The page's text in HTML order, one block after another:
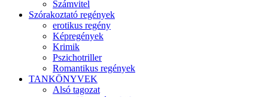
Számvitel
Szórakoztató regények
erotikus regény
Képregények
Krimik
Pszichotriller
Romantikus regények
TANKÖNYVEK
Alsó tagozat